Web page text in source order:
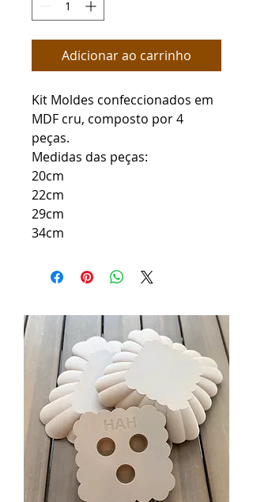
Adicionar ao carrinho
Kit Moldes confeccionados em
MDF cru, composto por 4
peças.
Medidas das peças:
20cm
22cm
29cm
34cm